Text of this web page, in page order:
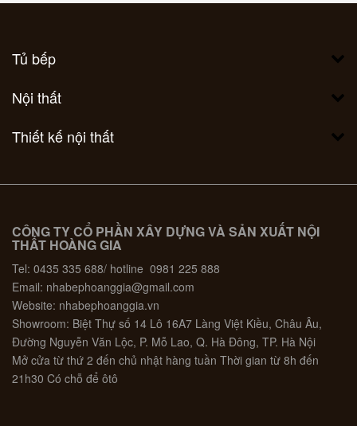
Tủ bếp
Nội thất
Thiết kế nội thất
CÔNG TY CỔ PHẦN XÂY DỰNG VÀ SẢN XUẤT NỘI
THẤT HOÀNG GIA
Tel: 0435 335 688/ hotline 0981 225 888
Email: nhabephoanggia@gmail.com
Website: nhabephoanggia.vn
Showroom: Biệt Thự số 14 Lô 16A7 Làng Việt Kiều, Châu Âu,
Đường Nguyễn Văn Lộc, P. Mỗ Lao, Q. Hà Đông, TP. Hà Nội
Mở cửa từ thứ 2 đến chủ nhật hàng tuần Thời gian từ 8h đến
21h30 Có chỗ để ôtô